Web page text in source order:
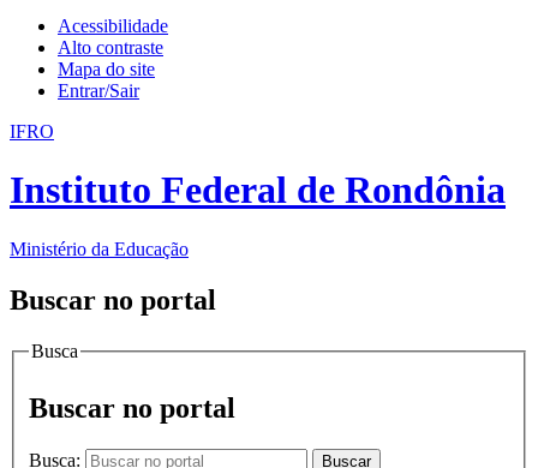
Acessibilidade
Alto contraste
Mapa do site
Entrar/Sair
IFRO
Instituto Federal de Rondônia
Ministério da Educação
Buscar no portal
Busca
Buscar no portal
Busca: Buscar